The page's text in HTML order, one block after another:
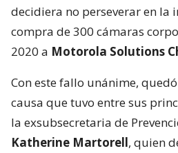
decidiera no perseverar en la
compra de 300 cámaras
2020 a Motorola Solutions
Con este fallo unánime,
causa que tuvo entre sus
la exsubsecretaria de
Katherine Martorell, quien